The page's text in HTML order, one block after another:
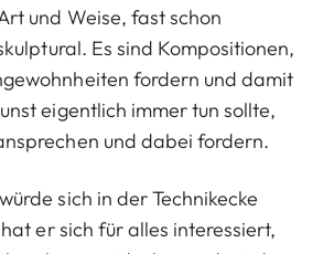
und Weise, fast schon
Es sind Kompositionen,
fordern und damit
eigentlich immer tun sollte,
und dabei fordern.
sich in der Technikecke
er sich für alles interessiert,